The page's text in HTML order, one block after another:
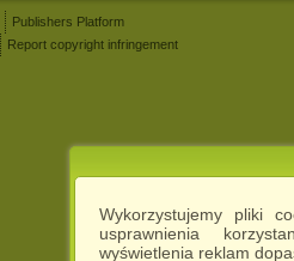
Wykorzystujemy pliki
usprawnienia
wyświetlenia reklam
Publishers Platform
Report copyright infringement